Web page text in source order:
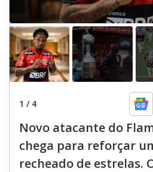
1 / 4
Novo atacante do
chega para reforçar
recheado de estrelas.